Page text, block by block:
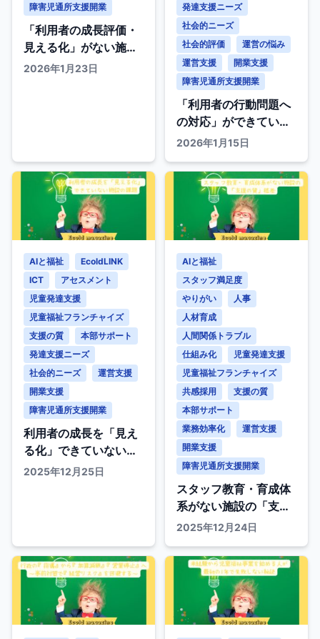
障害児通所支援開業
「利用者の成長評価・
見える化」がない施設
の『継続率低下』と
2026年1月23日
発達支援ニーズ
社会的ニーズ
社会的評価
運営の悩み
運営支援
開業支援
障害児通所支援開業
「利用者の行動問題へ
の対応」ができていな
い施設の陥穽
2026年1月15日
AIと福祉
EcoldLINK
ICT
アセスメント
児童発達支援
児童福祉フランチャイズ
支援の質
本部サポート
発達支援ニーズ
社会的ニーズ
運営支援
開業支援
障害児通所支援開業
利用者の成長を「見え
る化」できていない施
設の課題
2025年12月25日
AIと福祉
スタッフ満足度
やりがい
人事
人材育成
人間関係トラブル
仕組み化
児童発達支援
児童福祉フランチャイズ
共感採用
支援の質
本部サポート
業務効率化
運営支援
開業支援
障害児通所支援開業
スタッフ教育・育成体
系がない施設の「支援
の質」格差
2025年12月24日